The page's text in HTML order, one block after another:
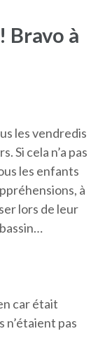
Bravo à
les vendredis
Si cela n’a pas
les enfants
à
lors de leur
car était
n’étaient pas